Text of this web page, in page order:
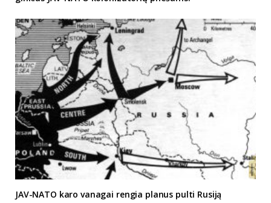
JAV-NATO karo vanagai rengia planus pulti Rusiją